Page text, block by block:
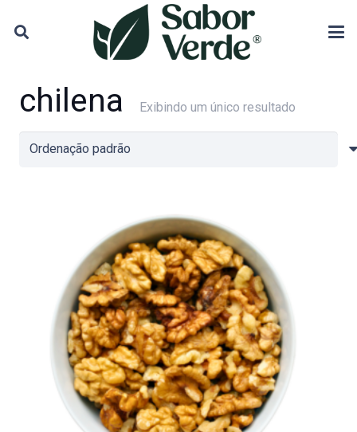
chilena Exibindo um único resultado